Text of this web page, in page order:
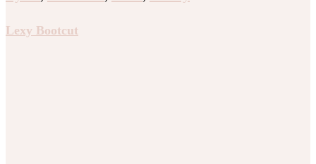
Lexy Bootcut